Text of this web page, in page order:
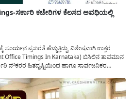
ಸರ್ಕಾರಿ ಕಚೇರಿಗಳ ಕೆಲಸದ ಅವಧಿಯಲ್ಲಿ
ಸೂರ್ಯನ ಪ್ರಖರತೆ ಹೆಚ್ಚುತ್ತಿದ್ದು, ವಿಶೇಷವಾಗಿ ಉತ್ತರ
Office Timings In Karnataka) ಬಿಸಿಲಿನ ತಾಪಮಾನ
ನೌಕರರ ಹಿತದೃಷ್ಟಿಯಿಂದ ಹಾಗೂ ಸಾರ್ವಜನಿಕರ
ಏಪ್ರಿಲ್...